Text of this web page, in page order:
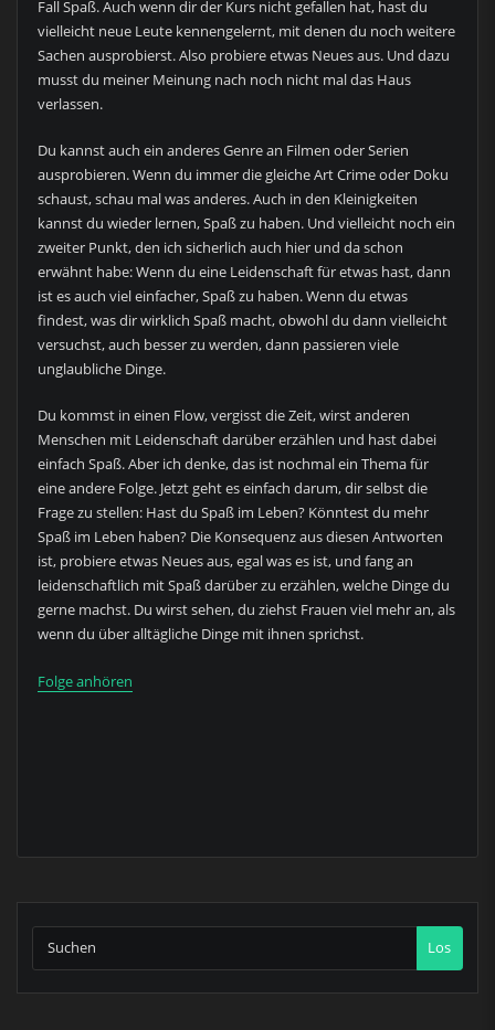
Fall Spaß. Auch wenn dir der Kurs nicht gefallen hat, hast du
vielleicht neue Leute kennengelernt, mit denen du noch weitere
Sachen ausprobierst. Also probiere etwas Neues aus. Und dazu
musst du meiner Meinung nach noch nicht mal das Haus
verlassen.
Du kannst auch ein anderes Genre an Filmen oder Serien
ausprobieren. Wenn du immer die gleiche Art Crime oder Doku
schaust, schau mal was anderes. Auch in den Kleinigkeiten
kannst du wieder lernen, Spaß zu haben. Und vielleicht noch ein
zweiter Punkt, den ich sicherlich auch hier und da schon
erwähnt habe: Wenn du eine Leidenschaft für etwas hast, dann
ist es auch viel einfacher, Spaß zu haben. Wenn du etwas
findest, was dir wirklich Spaß macht, obwohl du dann vielleicht
versuchst, auch besser zu werden, dann passieren viele
unglaubliche Dinge.
Du kommst in einen Flow, vergisst die Zeit, wirst anderen
Menschen mit Leidenschaft darüber erzählen und hast dabei
einfach Spaß. Aber ich denke, das ist nochmal ein Thema für
eine andere Folge. Jetzt geht es einfach darum, dir selbst die
Frage zu stellen: Hast du Spaß im Leben? Könntest du mehr
Spaß im Leben haben? Die Konsequenz aus diesen Antworten
ist, probiere etwas Neues aus, egal was es ist, und fang an
leidenschaftlich mit Spaß darüber zu erzählen, welche Dinge du
gerne machst. Du wirst sehen, du ziehst Frauen viel mehr an, als
wenn du über alltägliche Dinge mit ihnen sprichst.
Folge anhören
Los